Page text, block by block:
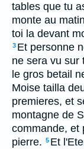
tables que tu
monte au
toi la devant
3 Et personne
ne sera vu sur
le gros betail
Moise tailla
premieres, et
montagne de
commande, et
pierre. 5 Et